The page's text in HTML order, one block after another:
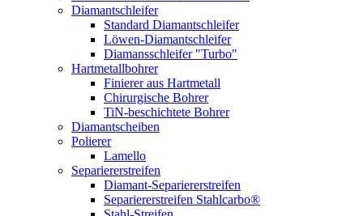
Diamantschleifer
Standard Diamantschleifer
Löwen-Diamantschleifer
Diamansschleifer "Turbo"
Hartmetallbohrer
Finierer aus Hartmetall
Chirurgische Bohrer
TiN-beschichtete Bohrer
Diamantscheiben
Polierer
Lamello
Separiererstreifen
Diamant-Separiererstreifen
Separiererstreifen Stahlcarbo®